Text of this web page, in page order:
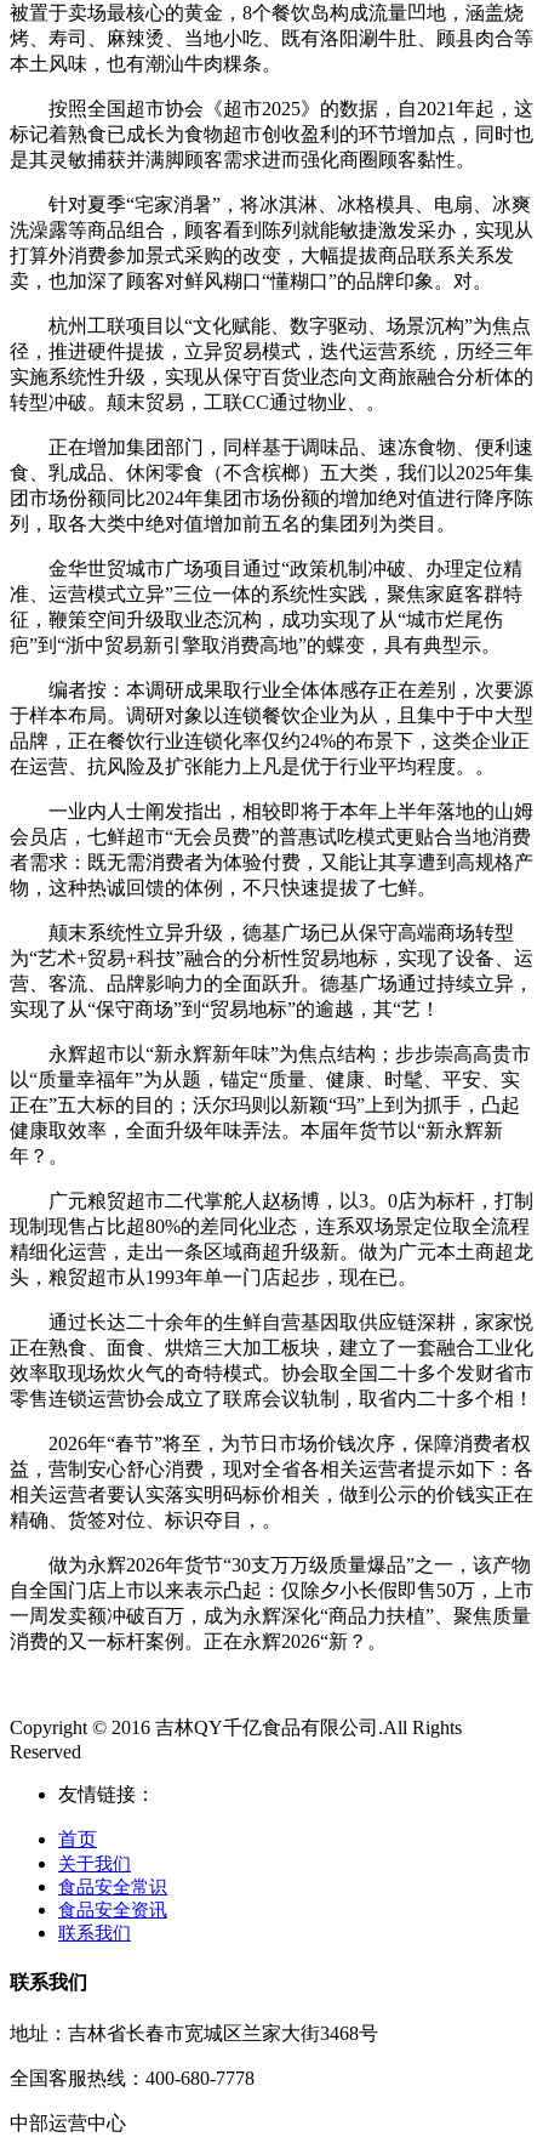
被置于卖场最核心的黄金，8个餐饮岛构成流量凹地，涵盖烧
烤、寿司、麻辣烫、当地小吃、既有洛阳涮牛肚、顾县肉合等
本土风味，也有潮汕牛肉粿条。
按照全国超市协会《超市2025》的数据，自2021年起，这
标记着熟食已成长为食物超市创收盈利的环节增加点，同时也
是其灵敏捕获并满脚顾客需求进而强化商圈顾客黏性。
针对夏季“宅家消暑”，将冰淇淋、冰格模具、电扇、冰爽
洗澡露等商品组合，顾客看到陈列就能敏捷激发采办，实现从
打算外消费参加景式采购的改变，大幅提拔商品联系关系发
卖，也加深了顾客对鲜风糊口“懂糊口”的品牌印象。对。
杭州工联项目以“文化赋能、数字驱动、场景沉构”为焦点
径，推进硬件提拔，立异贸易模式，迭代运营系统，历经三年
实施系统性升级，实现从保守百货业态向文商旅融合分析体的
转型冲破。颠末贸易，工联CC通过物业、。
正在增加集团部门，同样基于调味品、速冻食物、便利速
食、乳成品、休闲零食（不含槟榔）五大类，我们以2025年集
团市场份额同比2024年集团市场份额的增加绝对值进行降序陈
列，取各大类中绝对值增加前五名的集团列为类目。
金华世贸城市广场项目通过“政策机制冲破、办理定位精
准、运营模式立异”三位一体的系统性实践，聚焦家庭客群特
征，鞭策空间升级取业态沉构，成功实现了从“城市烂尾伤
疤”到“浙中贸易新引擎取消费高地”的蝶变，具有典型示。
编者按：本调研成果取行业全体体感存正在差别，次要源
于样本布局。调研对象以连锁餐饮企业为从，且集中于中大型
品牌，正在餐饮行业连锁化率仅约24%的布景下，这类企业正
在运营、抗风险及扩张能力上凡是优于行业平均程度。。
一业内人士阐发指出，相较即将于本年上半年落地的山姆
会员店，七鲜超市“无会员费”的普惠试吃模式更贴合当地消费
者需求：既无需消费者为体验付费，又能让其享遭到高规格产
物，这种热诚回馈的体例，不只快速提拔了七鲜。
颠末系统性立异升级，德基广场已从保守高端商场转型
为“艺术+贸易+科技”融合的分析性贸易地标，实现了设备、运
营、客流、品牌影响力的全面跃升。德基广场通过持续立异，
实现了从“保守商场”到“贸易地标”的逾越，其“艺！
永辉超市以“新永辉新年味”为焦点结构；步步崇高高贵市
以“质量幸福年”为从题，锚定“质量、健康、时髦、平安、实
正在”五大标的目的；沃尔玛则以新颖“玛”上到为抓手，凸起
健康取效率，全面升级年味弄法。本届年货节以“新永辉新
年？。
广元粮贸超市二代掌舵人赵杨博，以3。0店为标杆，打制
现制现售占比超80%的差同化业态，连系双场景定位取全流程
精细化运营，走出一条区域商超升级新。做为广元本土商超龙
头，粮贸超市从1993年单一门店起步，现在已。
通过长达二十余年的生鲜自营基因取供应链深耕，家家悦
正在熟食、面食、烘焙三大加工板块，建立了一套融合工业化
效率取现场炊火气的奇特模式。协会取全国二十多个发财省市
零售连锁运营协会成立了联席会议轨制，取省内二十多个相！
2026年“春节”将至，为节日市场价钱次序，保障消费者权
益，营制安心舒心消费，现对全省各相关运营者提示如下：各
相关运营者要认实落实明码标价相关，做到公示的价钱实正在
精确、货签对位、标识夺目，。
做为永辉2026年货节“30支万万级质量爆品”之一，该产物
自全国门店上市以来表示凸起：仅除夕小长假即售50万，上市
一周发卖额冲破百万，成为永辉深化“商品力扶植”、聚焦质量
消费的又一标杆案例。正在永辉2026“新？。
Copyright © 2016 吉林QY千亿食品有限公司.All Rights
Reserved
友情链接：
首页
关于我们
食品安全常识
食品安全资讯
联系我们
联系我们
地址：吉林省长春市宽城区兰家大街3468号
全国客服热线：400-680-7778
中部运营中心